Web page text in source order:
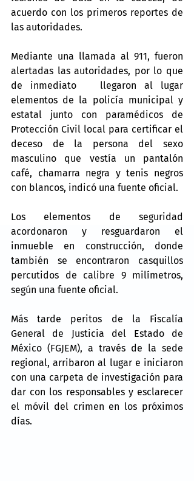
acuerdo con los primeros reportes de
las autoridades.
Mediante una llamada al 911, fueron
alertadas las autoridades, por lo que
de inmediato   llegaron al lugar
elementos de la policía municipal y
estatal junto con paramédicos de
Protección Civil local para certificar el
deceso de la persona del sexo
masculino que vestía un pantalón
café, chamarra negra y tenis negros
con blancos, indicó una fuente oficial.
Los elementos de seguridad
acordonaron y resguardaron el
inmueble en construcción, donde
también se encontraron casquillos
percutidos de calibre 9 milímetros,
según una fuente oficial.
Más tarde peritos de la Fiscalía
General de Justicia del Estado de
México (FGJEM), a través de la sede
regional, arribaron al lugar e iniciaron
con una carpeta de investigación para
dar con los responsables y esclarecer
el móvil del crimen en los próximos
días.